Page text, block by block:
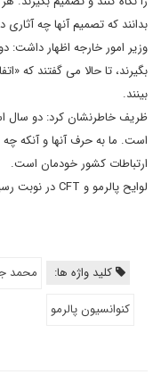
بدانند که تصمیم آنها چه آثاری
وزیر امور خارجه اظهار داشت:
بگیرند، تا حالا می گفتند که
بینند.
ظریف خاطرنشان کرد: دو سال
است. ما به حرف آنها و آنکه چه
ارتباطات کشور خودمان است.
لوایح پالرمو و CFT در نوبت رسیدگی در مجمع تشخیص مصلحت نظام است.
کلید واژه ها: محمد
کنوانسیون پالرمو